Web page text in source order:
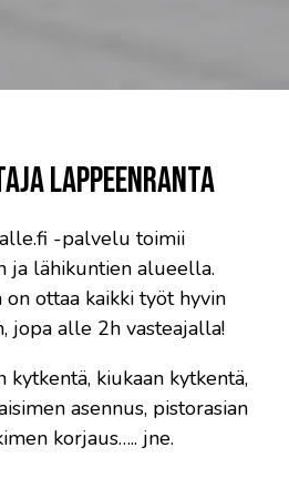
Lappeenranta
-palvelu toimii
ja lähikuntien alueella.
ottaa kaikki työt hyvin
jopa alle 2h vasteajalla!
kytkentä, kiukaan kytkentä,
asennus, pistorasian
korjaus….. jne.